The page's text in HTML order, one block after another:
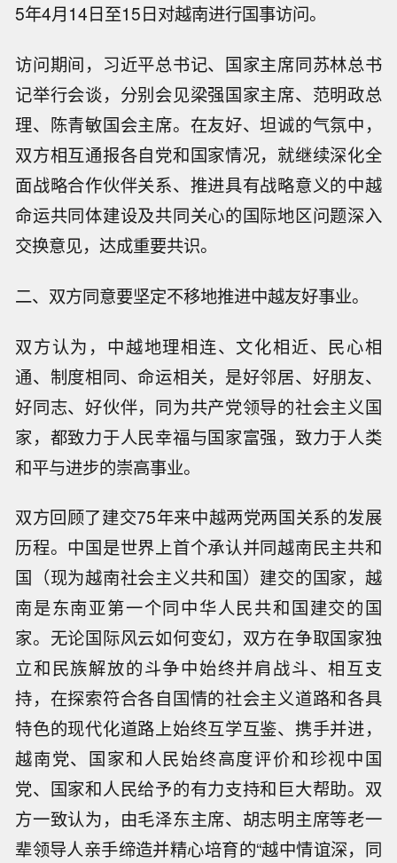
5年4月14日至15日对越南进行国事访问。
访问期间，习近平总书记、国家主席同苏林总书
记举行会谈，分别会见梁强国家主席、范明政总
理、陈青敏国会主席。在友好、坦诚的气氛中，
双方相互通报各自党和国家情况，就继续深化全
面战略合作伙伴关系、推进具有战略意义的中越
命运共同体建设及共同关心的国际地区问题深入
交换意见，达成重要共识。
二、双方同意要坚定不移地推进中越友好事业。
双方认为，中越地理相连、文化相近、民心相
通、制度相同、命运相关，是好邻居、好朋友、
好同志、好伙伴，同为共产党领导的社会主义国
家，都致力于人民幸福与国家富强，致力于人类
和平与进步的崇高事业。
双方回顾了建交75年来中越两党两国关系的发展
历程。中国是世界上首个承认并同越南民主共和
国（现为越南社会主义共和国）建交的国家，越
南是东南亚第一个同中华人民共和国建交的国
家。无论国际风云如何变幻，双方在争取国家独
立和民族解放的斗争中始终并肩战斗、相互支
持，在探索符合各自国情的社会主义道路和各具
特色的现代化道路上始终互学互鉴、携手并进，
越南党、国家和人民始终高度评价和珍视中国
党、国家和人民给予的有力支持和巨大帮助。双
方一致认为，由毛泽东主席、胡志明主席等老一
辈领导人亲手缔造并精心培育的“越中情谊深，同